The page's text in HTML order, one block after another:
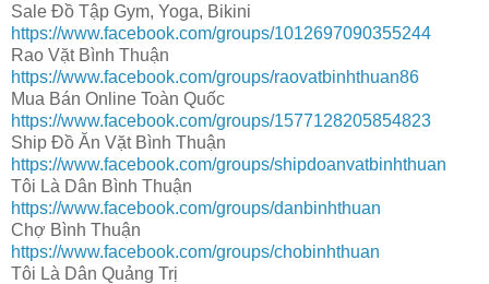
Sale Đồ Tập Gym, Yoga, Bikini
https://www.facebook.com/groups/1012697090355244
Rao Vặt Bình Thuận
https://www.facebook.com/groups/raovatbinhthuan86
Mua Bán Online Toàn Quốc
https://www.facebook.com/groups/1577128205854823
Ship Đồ Ăn Vặt Bình Thuận
https://www.facebook.com/groups/shipdoanvatbinhthuan
Tôi Là Dân Bình Thuận
https://www.facebook.com/groups/danbinhthuan
Chợ Bình Thuận
https://www.facebook.com/groups/chobinhthuan
Tôi Là Dân Quảng Trị